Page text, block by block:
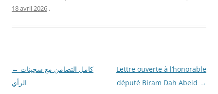
18 avril 2026 .
Navigation
des
←
الرأي
Lettre ouverte à l’honorable
député Biram Dah Abeid →